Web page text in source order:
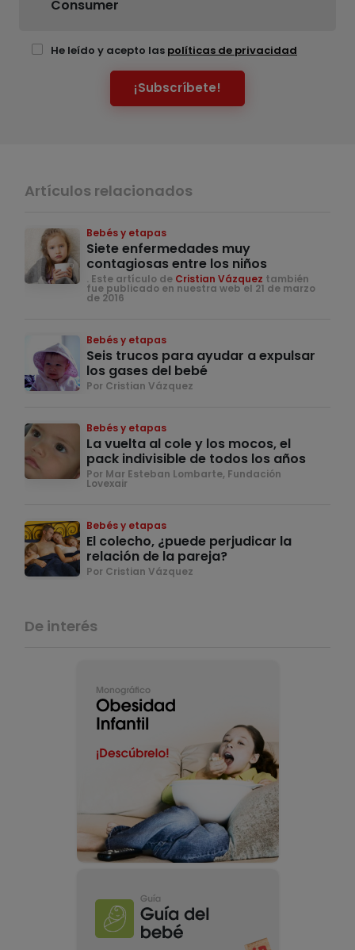
Consumer
He leído y acepto las políticas de privacidad
¡Subscríbete!
Artículos relacionados
Bebés y etapas
Siete enfermedades muy
contagiosas entre los niños
. Este artículo de Cristian Vázquez también
fue publicado en nuestra web el 21 de marzo
de 2016
Bebés y etapas
Seis trucos para ayudar a expulsar
los gases del bebé
Por Cristian Vázquez
Bebés y etapas
La vuelta al cole y los mocos, el
pack indivisible de todos los años
Por Mar Esteban Lombarte, Fundación
Lovexair
Bebés y etapas
El colecho, ¿puede perjudicar la
relación de la pareja?
Por Cristian Vázquez
De interés